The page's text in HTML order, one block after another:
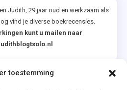
toestemming
Judith, 29 jaar oud en werkzaam als
vind je diverse boekrecensies.
kunt u mailen naar